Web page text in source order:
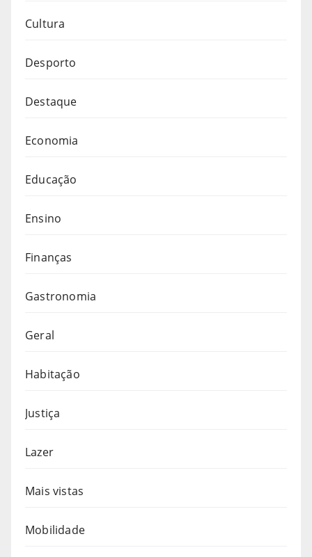
Cultura
Desporto
Destaque
Economia
Educação
Ensino
Finanças
Gastronomia
Geral
Habitação
Justiça
Lazer
Mais vistas
Mobilidade